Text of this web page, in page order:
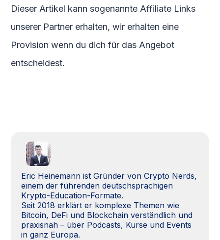
Dieser Artikel kann sogenannte Affiliate Links
unserer Partner erhalten, wir erhalten eine
Provision wenn du dich für das Angebot
entscheidest.
Eric Heinemann ist Gründer von Crypto Nerds,
einem der führenden deutschsprachigen
Krypto-Education-Formate.
Seit 2018 erklärt er komplexe Themen wie
Bitcoin, DeFi und Blockchain verständlich und
praxisnah – über Podcasts, Kurse und Events
in ganz Europa.